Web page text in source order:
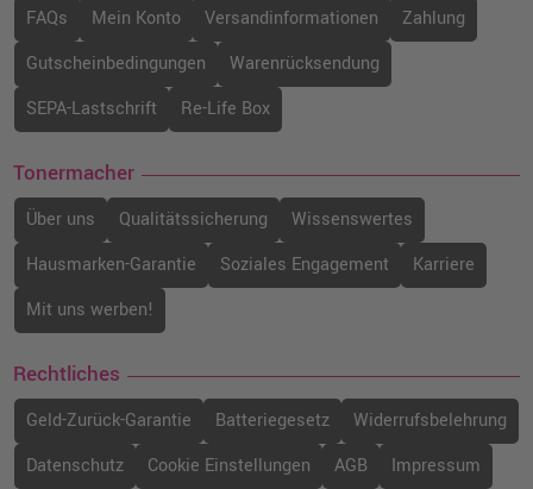
FAQs Mein Konto Versandinformationen
Zahlung
Gutscheinbedingungen
Warenrücksendung
SEPA-Lastschrift
Re-Life Box
Tonermacher
Über uns Qualitätssicherung
Wissenswertes
Hausmarken-Garantie
Soziales Engagement
Karriere
Mit uns werben!
Rechtliches
Geld-Zurück-Garantie Batteriegesetz
Widerrufsbelehrung
Datenschutz
Cookie Einstellungen AGB Impressum